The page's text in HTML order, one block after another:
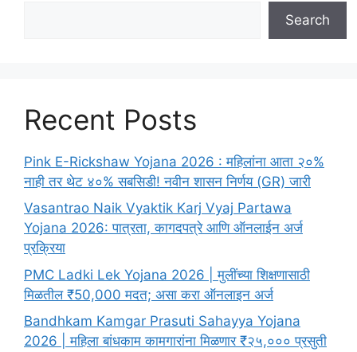
Search
Recent Posts
Pink E-Rickshaw Yojana 2026 : महिलांना आता २०%
नाही तर थेट ४०% सबसिडी! नवीन शासन निर्णय (GR) जारी
Vasantrao Naik Vyaktik Karj Vyaj Partawa
Yojana 2026: पात्रता, कागदपत्रे आणि ऑनलाईन अर्ज
प्रक्रिया
PMC Ladki Lek Yojana 2026 | मुलींच्या शिक्षणासाठी
मिळतील ₹50,000 मदत; असा करा ऑनलाइन अर्ज
Bandhkam Kamgar Prasuti Sahayya Yojana
2026 | महिला बांधकाम कामगारांना मिळणार ₹२५,००० प्रसुती